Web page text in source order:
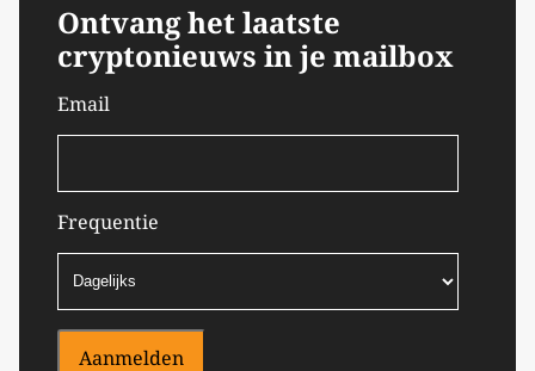
Ontvang het laatste
cryptonieuws in je mailbox
Email
Frequentie
Aanmelden